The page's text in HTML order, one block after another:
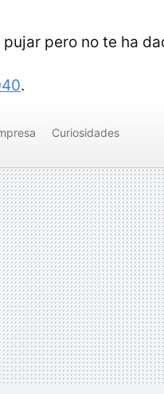
pujar pero no te ha
.
Curiosidades